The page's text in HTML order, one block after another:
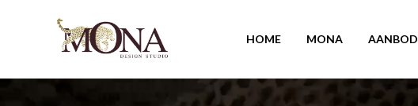
HOME MONA AANBOD